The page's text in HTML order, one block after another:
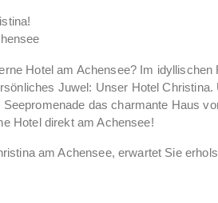
Hotel am Achensee? Im
Juwel: Unser Hotel
das charmante Haus
Hotel direkt am Achensee!
am Achensee, erwartet Sie